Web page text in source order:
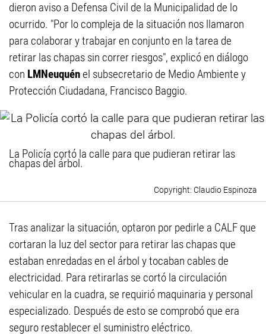
dieron aviso a Defensa Civil de la Municipalidad de lo
ocurrido. "Por lo compleja de la situación nos llamaron
para colaborar y trabajar en conjunto en la tarea de
retirar las chapas sin correr riesgos", explicó en diálogo
con LMNeuquénel subsecretario de Medio Ambiente y
Protección Ciudadana, Francisco Baggio.
La Policía cortó la calle para que pudieran retirar las
chapas del árbol.
Claudio Espinoza
Tras analizar la situación, optaron por pedirle a CALF que
cortaran la luz del sector para retirar las chapas que
estaban enredadas en el árbol y tocaban cables de
electricidad. Para retirarlas se cortó la circulación
vehicular en la cuadra, se requirió maquinaria y personal
especializado. Después de esto se comprobó que era
seguro restablecer el suministro eléctrico.